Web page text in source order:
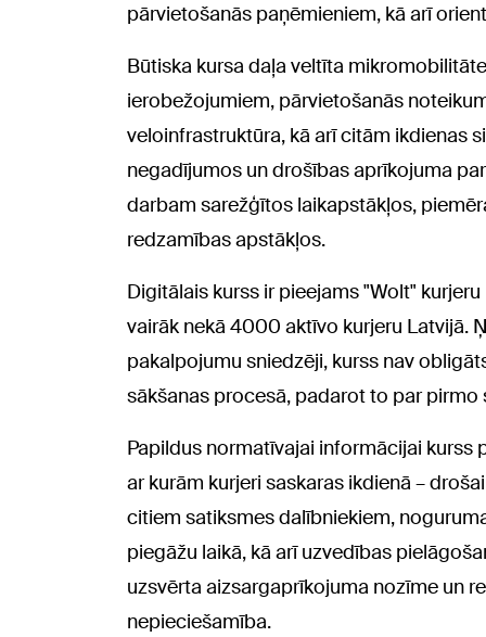
pārvietošanās paņēmieniem, kā arī
Būtiska kursa daļa veltīta
ierobežojumiem, pārvietošanās
veloinfrastruktūra, kā arī citām ikdienas
negadījumos un drošības aprīkojuma
darbam sarežģītos laikapstākļos,
redzamības apstākļos.
Digitālais kurss ir pieejams "Wolt"
vairāk nekā 4000 aktīvo kurjeru Latvijā.
pakalpojumu sniedzēji, kurss nav
sākšanas procesā, padarot to par
Papildus normatīvajai informācijai kurss
ar kurām kurjeri saskaras ikdienā –
citiem satiksmes dalībniekiem,
piegāžu laikā, kā arī uzvedības
uzsvērta aizsargaprīkojuma nozīme un
nepieciešamība.